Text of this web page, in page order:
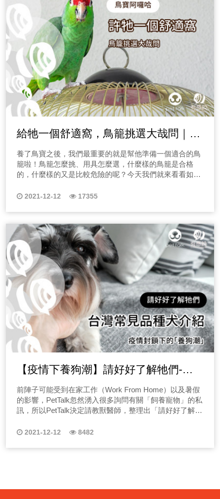
給牠一個舒適窩，鳥籠挑選大哉問｜專
業獸醫-林依儒
養了鳥寶之後，我們最重要的就是幫他準備一個適合的鳥
籠啦！鳥籠怎麼挑、用具怎麼選，什麼樣的鳥籠是合格
的，什麼樣的又是比較危險的呢？今天我們就來看看如何
2021-12-12 17355
【疫情下養狗潮】請好好了解牠們-台
灣常見品種犬介紹｜專業獸醫—宋子揚
前陣子可能受到在家工作（Work From Home）以及暑假
的影響，PetTalk忽然湧入很多詢問有關「飼養寵物」的私
訊，所以PetTalk決定請教獸醫師，整理出「請好好了解牠
2021-12-12 8482